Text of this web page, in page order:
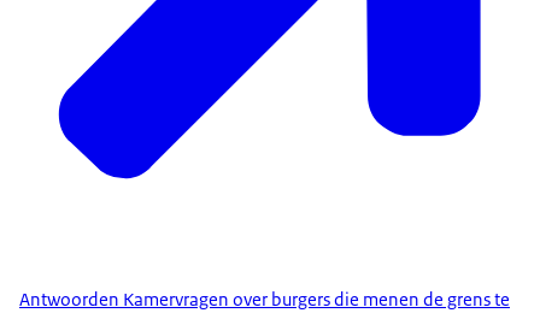
Antwoorden Kamervragen over burgers die menen de grens te